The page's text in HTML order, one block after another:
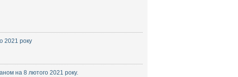
2021 року
на 8 лютого 2021 року.